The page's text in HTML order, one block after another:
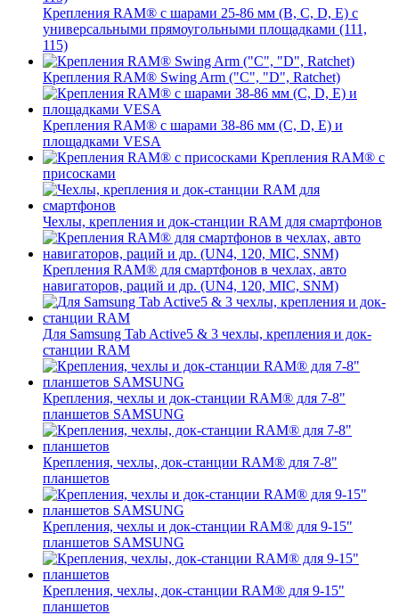
Крепления RAM® с шарами 25-86 мм (B, C, D, E) с
универсальными прямоугольными площадками (111,
115)
Крепления RAM® Swing Arm ("C", "D", Ratchet)
Крепления RAM® с шарами 38-86 мм (C, D, E) и
площадками VESA
Крепления RAM® с
присосками
Чехлы, крепления и док-станции RAM для смартфонов
Крепления RAM® для смартфонов в чехлах, авто
навигаторов, раций и др. (UN4, 120, MIC, SNM)
Для Samsung Tab Active5 & 3 чехлы, крепления и док-
станции RAM
Крепления, чехлы и док-станции RAM® для 7-8"
планшетов SAMSUNG
Крепления, чехлы, док-станции RAM® для 7-8"
планшетов
Крепления, чехлы и док-станции RAM® для 9-15"
планшетов SAMSUNG
Крепления, чехлы, док-станции RAM® для 9-15"
планшетов